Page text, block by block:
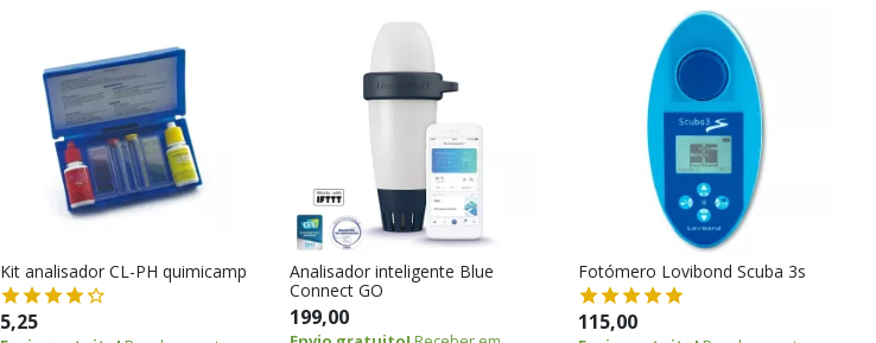
Kit analisador CL-PH quimicamp
5,25
Analisador inteligente Blue
Connect GO
199,00
Fotómero Lovibond Scuba 3s
115,00